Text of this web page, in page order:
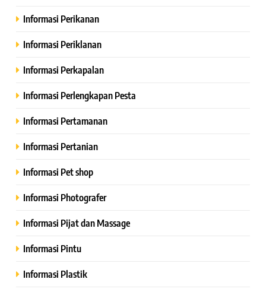
Informasi Perikanan
Informasi Periklanan
Informasi Perkapalan
Informasi Perlengkapan Pesta
Informasi Pertamanan
Informasi Pertanian
Informasi Pet shop
Informasi Photografer
Informasi Pijat dan Massage
Informasi Pintu
Informasi Plastik